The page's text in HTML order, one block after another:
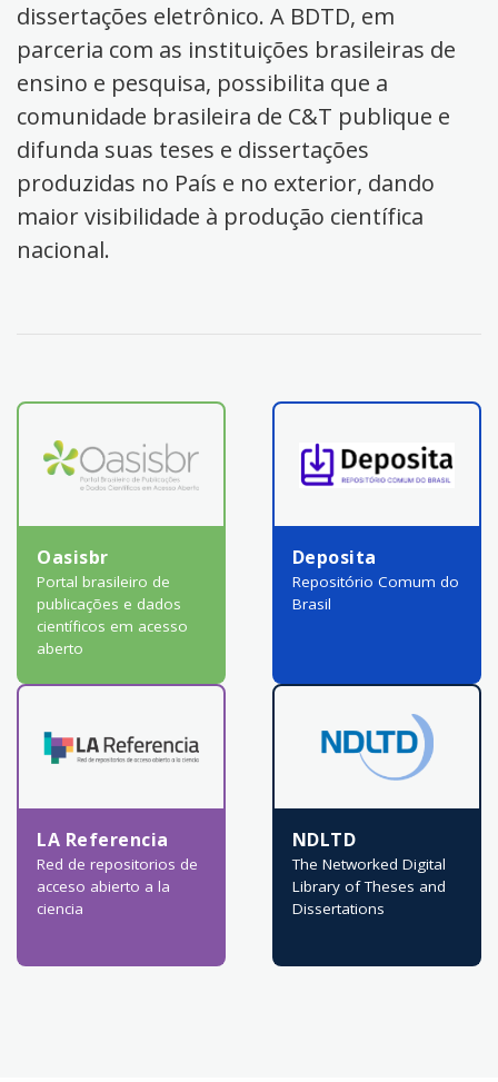
dissertações eletrônico. A BDTD, em
parceria com as instituições brasileiras de
ensino e pesquisa, possibilita que a
comunidade brasileira de C&T publique e
difunda suas teses e dissertações
produzidas no País e no exterior, dando
maior visibilidade à produção científica
nacional.
Oasisbr
Portal brasileiro de
publicações e dados
científicos em acesso
aberto
Deposita
Repositório Comum do
Brasil
LA Referencia
Red de repositorios de
acceso abierto a la
ciencia
NDLTD
The Networked Digital
Library of Theses and
Dissertations